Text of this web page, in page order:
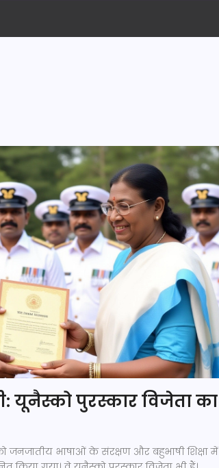
यूनैस्को पुरस्कार विजेता का
जनजातीय भाषाओं के संरक्षण और बहुभाषी शिक्षा में